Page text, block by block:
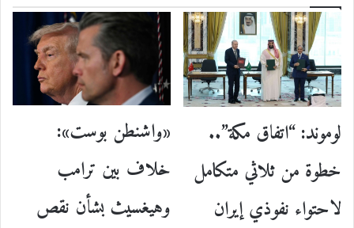
لوموند: “اتفاق مكة”..
خطوة من ثلاثي متكامل
لاحتواء نفوذي إيران
«واشنطن بوست»:
خلاف بين ترامب
وهيغسيث بشأن نقص